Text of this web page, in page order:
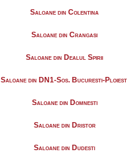
Saloane din Colentina
Saloane din Crangasi
Saloane din Dealul Spirii
Saloane din DN1-Sos. Bucuresti-
Saloane din Domnesti
Saloane din Dristor
Saloane din Dudesti